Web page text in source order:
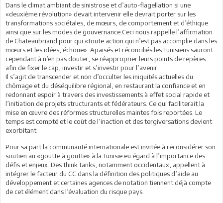
Dans le climat ambiant de sinistrose et d’auto-flagellation si une
«deuxième révolution» devait intervenir elle devrait porter sur les
transformations sociétales, de mœurs, de comportement et d’éthique
ainsi que sur les modes de gouvernance.Ceci nous rappelle l’affirmation
de Chateaubriand pour qui «toute action qui n’est pas accomplie dans les
mœurs et les idées, échoue». Apaisés et réconciliés les Tunisiens sauront
cependant à n’en pas douter, se réapproprier leurs points de repères
afin de fixer le cap, investir et s’investir pour l’avenir.
Il s’agit de transcender et non d’occulter les iniquités actuelles du
chômage et du déséquilibre régional, en restaurant la confiance et en
redonnant espoir à travers des investissements à effet social rapide et
l’initiation de projets structurants et fédérateurs. Ce qui faciliterait la
mise en œuvre des réformes structurelles maintes fois reportées. Le
temps est compté et le coût de l’inaction et des tergiversations devient
exorbitant.
Pour sa part la communauté internationale est invitée à reconsidérer son
soutien au «goutte à goutte» à la Tunisie eu égard à l’importance des
défis et enjeux. Des think tanks, notamment occidentaux, appellent à
intégrer le facteur du CC dans la définition des politiques d’aide au
développement et certaines agences de notation tiennent déjà compte
de cet élément dans l’évaluation du risque pays.